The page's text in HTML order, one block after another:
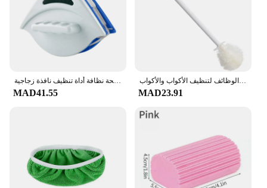
فرشاة تنظيف النوافذ المغناطيسية لغسل النوافذ وغسل المنزل المغناطيس المنزلية ممسحة نظافة أداة تنظيف نافذة زجاجية
MAD41.55
فرشاة تنظيف سيليكون بمقبض طويل ، أدوات تنظيف متعددة الوظائف لتنظيف الأكواب والأكواب
MAD23.91